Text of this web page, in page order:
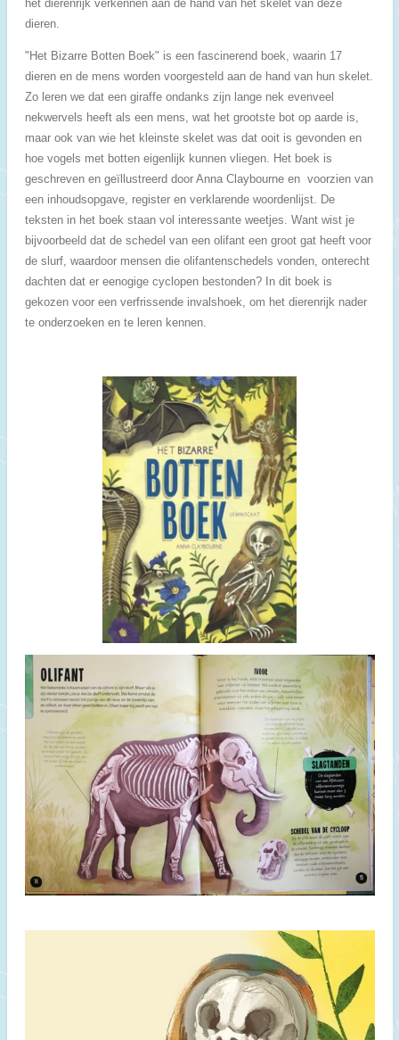
het dierenrijk verkennen aan de hand van het skelet van deze
dieren.
"Het Bizarre Botten Boek" is een fascinerend boek, waarin 17
dieren en de mens worden voorgesteld aan de hand van hun skelet.
Zo leren we dat een giraffe ondanks zijn lange nek evenveel
nekwervels heeft als een mens, wat het grootste bot op aarde is,
maar ook van wie het kleinste skelet was dat ooit is gevonden en
hoe vogels met botten eigenlijk kunnen vliegen. Het boek is
geschreven en geïllustreerd door Anna Claybourne en voorzien van
een inhoudsopgave, register en verklarende woordenlijst. De
teksten in het boek staan vol interessante weetjes. Want wist je
bijvoorbeeld dat de schedel van een olifant een groot gat heeft voor
de slurf, waardoor mensen die olifantenschedels vonden, onterecht
dachten dat er eenogige cyclopen bestonden? In dit boek is
gekozen voor een verfrissende invalshoek, om het dierenrijk nader
te onderzoeken en te leren kennen.